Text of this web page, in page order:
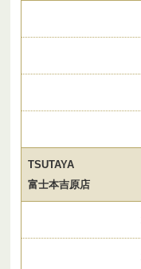
TSUTAYA
富士本吉原店